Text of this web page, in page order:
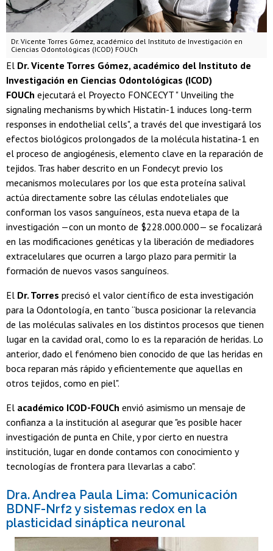
Dr. Vicente Torres Gómez, académico del Instituto de Investigación en
Ciencias Odontológicas (ICOD) FOUCh
El Dr. Vicente Torres Gómez, académico del Instituto de
Investigación en Ciencias Odontológicas (ICOD)
FOUCh ejecutará el Proyecto FONCECYT " Unveiling the
signaling mechanisms by which Histatin-1 induces long-term
responses in endothelial cells", a través del que investigará los
efectos biológicos prolongados de la molécula histatina-1 en
el proceso de angiogénesis, elemento clave en la reparación de
tejidos. Tras haber descrito en un Fondecyt previo los
mecanismos moleculares por los que esta proteína salival
actúa directamente sobre las células endoteliales que
conforman los vasos sanguíneos, esta nueva etapa de la
investigación —con un monto de $228.000.000— se focalizará
en las modificaciones genéticas y la liberación de mediadores
extracelulares que ocurren a largo plazo para permitir la
formación de nuevos vasos sanguíneos.
El Dr. Torres precisó el valor científico de esta investigación
para la Odontología, en tanto “busca posicionar la relevancia
de las moléculas salivales en los distintos procesos que tienen
lugar en la cavidad oral, como lo es la reparación de heridas. Lo
anterior, dado el fenómeno bien conocido de que las heridas en
boca reparan más rápido y eficientemente que aquellas en
otros tejidos, como en piel".
El académico ICOD-FOUCh envió asimismo un mensaje de
confianza a la institución al asegurar que "es posible hacer
investigación de punta en Chile, y por cierto en nuestra
institución, lugar en donde contamos con conocimiento y
tecnologías de frontera para llevarlas a cabo".
Dra. Andrea Paula Lima: Comunicación
BDNF-Nrf2 y sistemas redox en la
plasticidad sináptica neuronal